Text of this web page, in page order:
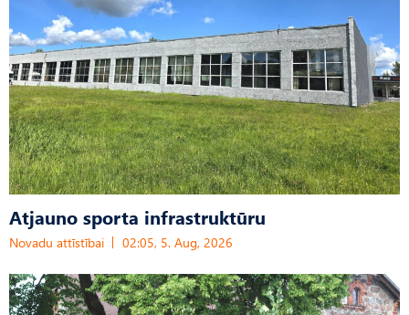
Atjauno sporta infrastruktūru
Novadu attīstībai 02:05, 5. Aug, 2026